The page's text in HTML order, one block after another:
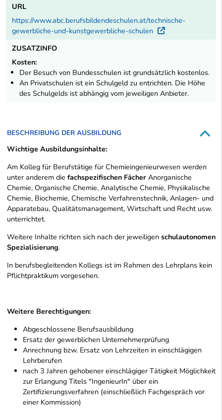
URL
https://www.abc.berufsbildendeschulen.at/technische-
gewerbliche-und-kunstgewerbliche-schulen
Externer
ZUSATZINFO
Kosten:
Der Besuch von Bundesschulen ist grundsätzlich kostenlos.
An Privatschulen ist ein Schulgeld zu entrichten. Die Höhe
des Schulgelds ist abhängig vom jeweiligen Anbieter.
BESCHREIBUNG DER AUSBILDUNG
Wichtige Ausbildungsinhalte:
Am Kolleg für Berufstätige für Chemieingenieurwesen werden
unter anderem die fachspezifischen Fächer Anorganische
Chemie, Organische Chemie, Analytische Chemie, Physikalische
Chemie, Biochemie, Chemische Verfahrenstechnik, Anlagen- und
Apparatebau, Qualitätsmanagement, Wirtschaft und Recht usw.
unterrichtet.
Weitere Inhalte richten sich nach der jeweiligen schulautonomen
Spezialisierung.
In berufsbegleitenden Kollegs ist im Rahmen des Lehrplans kein
Pflichtpraktikum vorgesehen.
Weitere Berechtigungen:
Abgeschlossene Berufsausbildung
Ersatz der gewerblichen Unternehmerprüfung
Anrechnung bzw. Ersatz von Lehrzeiten in einschlägigen
Lehrberufen
nach 3 Jahren gehobener einschlägiger Tätigkeit Möglichkeit
zur Erlangung Titels "IngenieurIn" über ein
Zertifizierungsverfahren (einschließlich Fachgespräch vor
einer Kommission)